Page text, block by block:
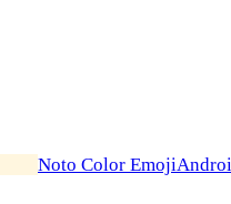
Noto Color Emoji